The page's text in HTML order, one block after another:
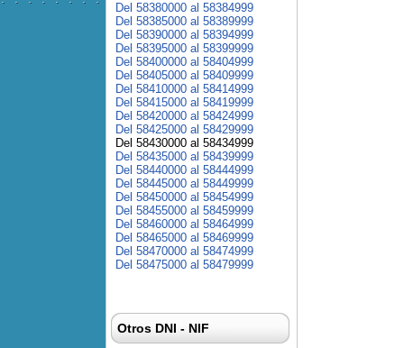
Del 58380000 al 58384999
Del 58385000 al 58389999
Del 58390000 al 58394999
Del 58395000 al 58399999
Del 58400000 al 58404999
Del 58405000 al 58409999
Del 58410000 al 58414999
Del 58415000 al 58419999
Del 58420000 al 58424999
Del 58425000 al 58429999
Del 58430000 al 58434999
Del 58435000 al 58439999
Del 58440000 al 58444999
Del 58445000 al 58449999
Del 58450000 al 58454999
Del 58455000 al 58459999
Del 58460000 al 58464999
Del 58465000 al 58469999
Del 58470000 al 58474999
Del 58475000 al 58479999
Otros DNI - NIF